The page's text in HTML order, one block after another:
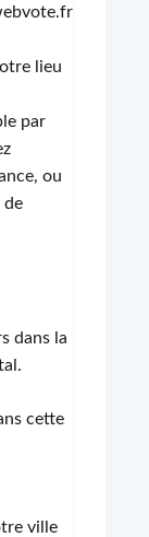
lieu
par
ou
de
dans la
cette
ville